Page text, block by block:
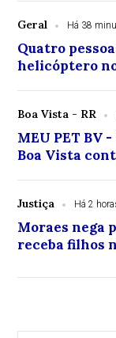
Geral Há 38
Quatro
helicóptero
Boa Vista - RR
MEU PET BV
Boa Vista
Justiça Há 2
Moraes nega
receba filhos